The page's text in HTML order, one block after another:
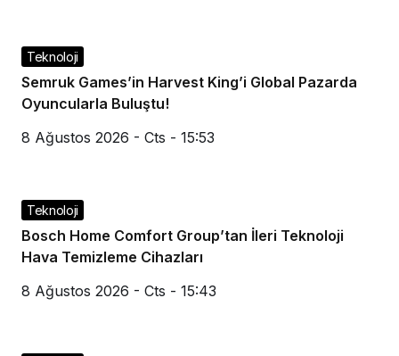
Teknoloji
Semruk Games’in Harvest King’i Global Pazarda
Oyuncularla Buluştu!
8 Ağustos 2026 - Cts - 15:53
Teknoloji
Bosch Home Comfort Group’tan İleri Teknoloji
Hava Temizleme Cihazları
8 Ağustos 2026 - Cts - 15:43